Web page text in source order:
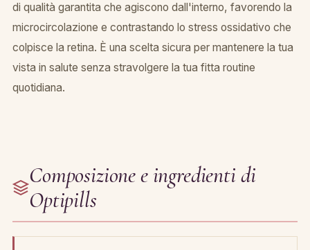
di qualità garantita che agiscono dall'interno, favorendo la
microcircolazione e contrastando lo stress ossidativo che
colpisce la retina. È una scelta sicura per mantenere la tua
vista in salute senza stravolgere la tua fitta routine
quotidiana.
Composizione e ingredienti di
Optipills